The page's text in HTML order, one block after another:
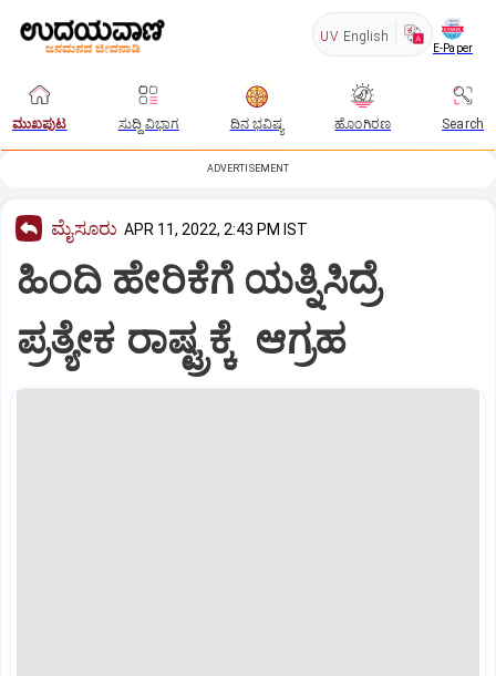
UV English
E-Paper
ಮುಖಪುಟ ಸುದ್ದಿ ವಿಭಾಗ ದಿನ ಭವಿಷ್ಯ ಹೊಂಗಿರಣ Search
ADVERTISEMENT
ಮೈಸೂರು APR 11, 2022, 2:43 PM IST
ಹಿಂದಿ ಹೇರಿಕೆಗೆ ಯತ್ನಿಸಿದ್ರೆ
ಪ್ರತ್ಯೇಕ ರಾಷ್ಟ್ರಕ್ಕೆ ಆಗ್ರಹ